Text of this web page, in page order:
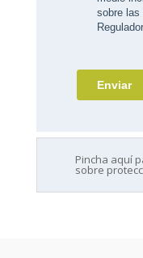
Pincha aquí
sobre